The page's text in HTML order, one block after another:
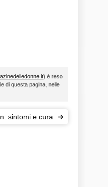
) è reso
di questa pagina, nelle
sintomi e cura